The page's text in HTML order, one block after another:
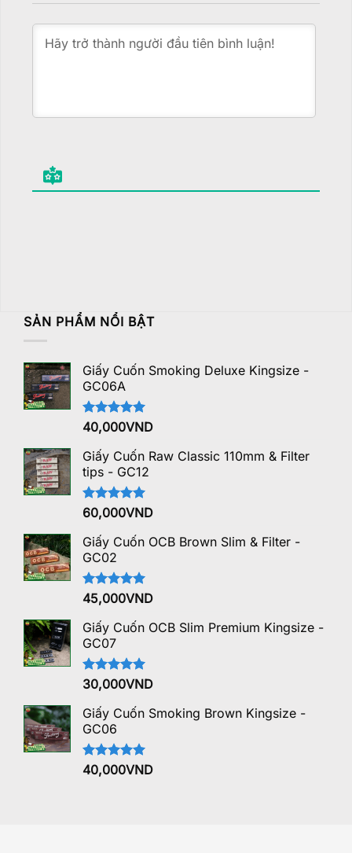
SẢN PHẨM NỔI BẬT
Giấy Cuốn Smoking Deluxe Kingsize -
GC06A
Được xếp
hạng
5 sao
40,000VND
Giấy Cuốn Raw Classic 110mm & Filter
tips - GC12
Được xếp
hạng
5 sao
60,000VND
Giấy Cuốn OCB Brown Slim & Filter -
GC02
Được xếp
hạng
5 sao
45,000VND
Giấy Cuốn OCB Slim Premium Kingsize -
GC07
Được xếp
hạng
5 sao
30,000VND
Giấy Cuốn Smoking Brown Kingsize -
GC06
Được xếp
hạng
40,000VND